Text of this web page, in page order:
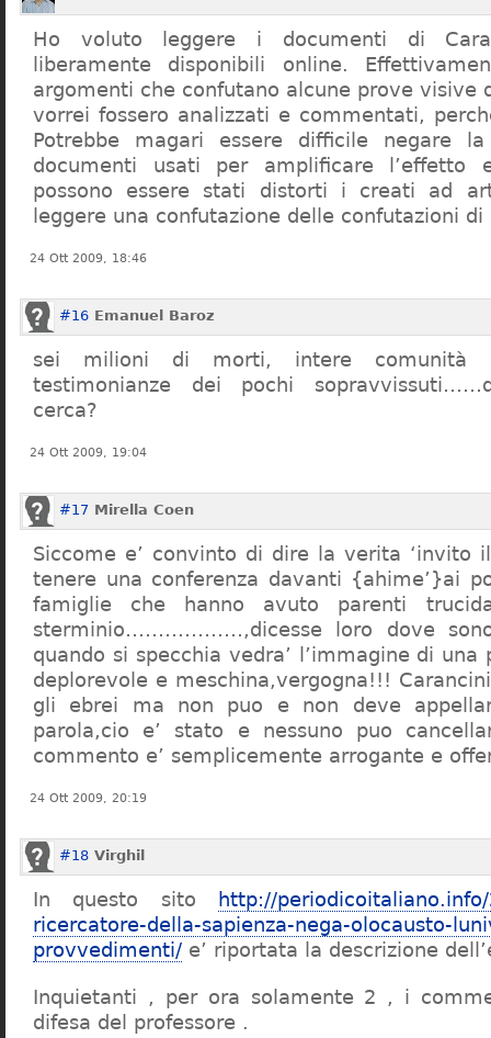
Ho voluto leggere i documenti di
liberamente disponibili online.
argomenti che confutano alcune prove visive
vorrei fossero analizzati e commentati,
Potrebbe magari essere difficile negare
documenti usati per amplificare l’effetto
possono essere stati distorti i creati ad
leggere una confutazione delle confutazioni di
24 Ott 2009, 18:46
#16 Emanuel Baroz
sei milioni di morti, intere comunità
testimonianze dei pochi
cerca?
24 Ott 2009, 19:04
#17 Mirella Coen
Siccome e’ convinto di dire la verita ‘invito
tenere una conferenza davanti {ahime’}ai
famiglie che hanno avuto parenti
sterminio………………,dicesse loro dove
quando si specchia vedra’ l’immagine di una
deplorevole e meschina,vergogna!!!
gli ebrei ma non puo e non deve
parola,cio e’ stato e nessuno puo
commento e’ semplicemente arrogante e
24 Ott 2009, 20:19
#18 Virghil
In questo sito
http://
ricercatore-della-sapienza-nega-olocausto-
provvedimenti/ e’ riportata la descrizione
Inquietanti , per ora solamente 2 , i
difesa del professore .